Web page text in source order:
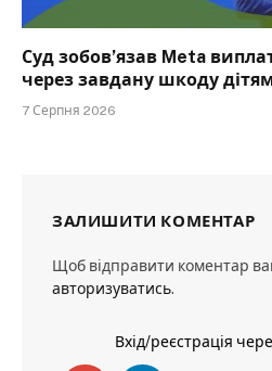
Суд зобов’язав Meta
через завдану шкоду
7 Серпня 2026
ЗАЛИШИТИ КОМЕНТАР
Щоб відправити коментар
авторизуватись.
Вхід/реєстрація